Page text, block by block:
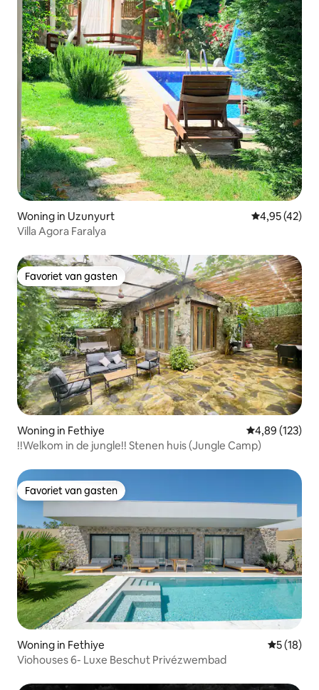
Woning in Uzunyurt Gemiddelde
4,95 (42)
Villa Agora Faralya
Favoriet van gasten
Favoriet van gasten
Woning in Fethiye Gemiddelde
4,89 (123)
!!Welkom in de jungle!! Stenen huis (Jungle Camp)
Favoriet van gasten
Favoriet van gasten
Woning in Fethiye
5 (18)
Viohouses 6- Luxe Beschut Privézwembad